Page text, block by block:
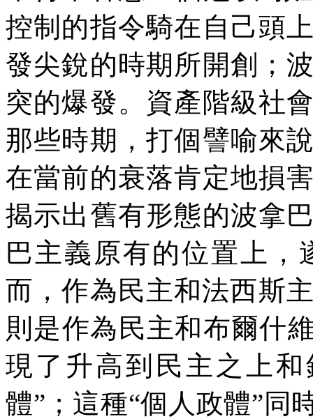
控制的指令騎在自己頭
發尖銳的時期所開創；
突的爆發。資產階級社
那些時期，打個譬喻來
在當前的衰落肯定地損
揭示出舊有形態的波拿
巴主義原有的位置上，
而，作為民主和法西斯
則是作為民主和布爾什
現了升高到民主之上
體”；這種“個人政體”同